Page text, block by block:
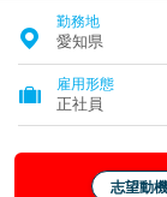
勤務地
愛知県
雇用形態
正社員
志望動